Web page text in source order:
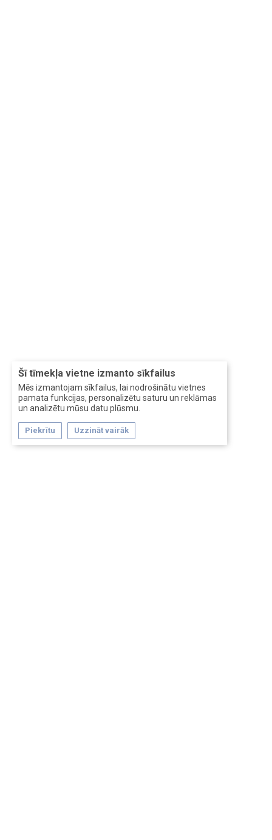
Šī tīmekļa vietne izmanto sīkfailus
Mēs izmantojam sīkfailus, lai nodrošinātu vietnes
pamata funkcijas, personalizētu saturu un reklāmas
un analizētu mūsu datu plūsmu.
Piekrītu Uzzināt vairāk